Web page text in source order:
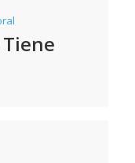
Tiene